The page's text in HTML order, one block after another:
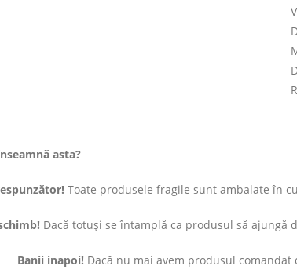
asta?
Toate produsele fragile sunt ambalate în
Dacă totuși se întamplă ca produsul să
Banii inapoi! Dacă nu mai avem produsul